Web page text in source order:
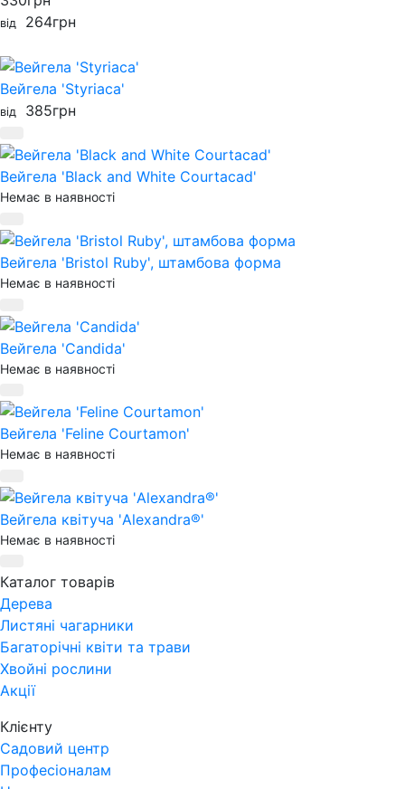
від 264грн
Вейгела 'Styriaca'
від 385грн
Вейгела 'Black and White Courtacad'
Немає в наявності
Вейгела 'Bristol Ruby', штамбова форма
Немає в наявності
Вейгела 'Candida'
Немає в наявності
Вейгела 'Feline Courtamon'
Немає в наявності
Вейгела квітуча 'Alexandra®'
Немає в наявності
Каталог товарів
Дерева
Листяні чагарники
Багаторічні квіти та трави
Хвойні рослини
Акції
Клієнту
Садовий центр
Професіоналам